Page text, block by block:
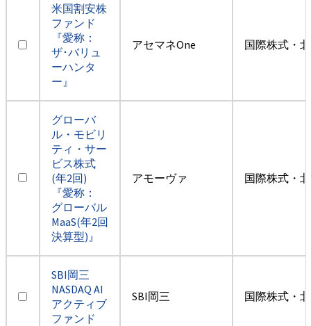
米国割安株
ファンド
『愛称：
ザ･バリュ
ーハンタ
ー』
アセマネOne 国際株式・
グローバ
ル・モビリ
ティ・サー
ビス株式
(年2回)
『愛称：
グローバル
MaaS(年2回
決算型)』
アモーヴァ 国際株式・
SBI岡三
NASDAQ AI
アクティブ
ファンド
SBI岡三 国際株式・